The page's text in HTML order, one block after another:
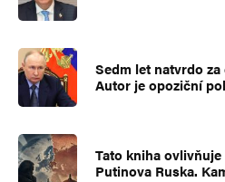
Sedm let natvrdo
Autor je opoziční
Tato kniha
Putinova Ruska.